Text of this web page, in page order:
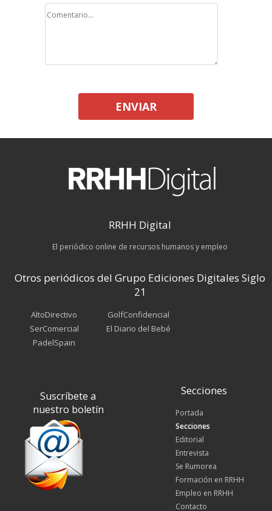
ENVIAR
RRHH Digital
El periódico online de recursos humanos y empleo
Otros periódicos del Grupo Ediciones Digitales Siglo
21
AltoDirectivo
SerComercial
PadelSpain
GolfConfidencial
El Diario del Bebé
Suscríbete a
nuestro boletín
Secciones
Portada
Secciones
Editorial
Entrevista
Se Rumorea
Formación en RRHH
Empleo en RRHH
Contacto